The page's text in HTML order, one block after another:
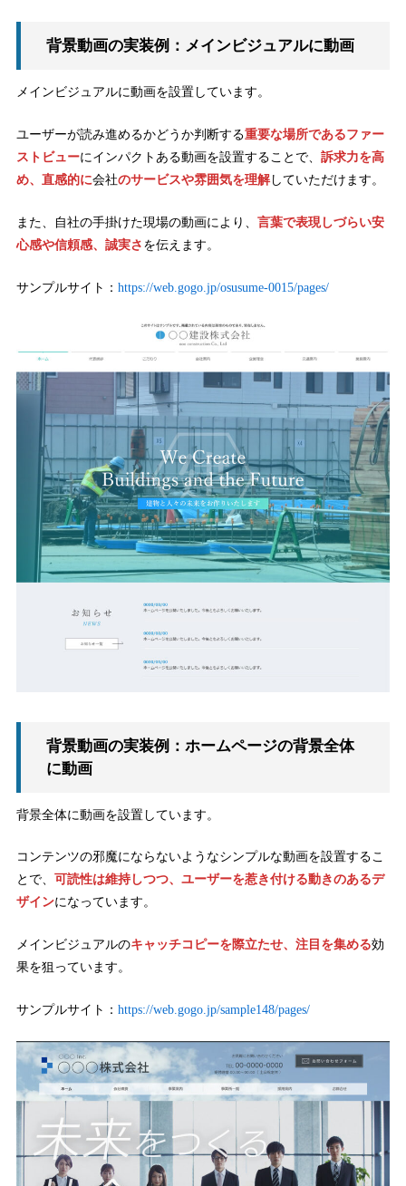
背景動画の実装例：メインビジュアルに動画
メインビジュアルに動画を設置しています。
ユーザーが読み進めるかどうか判断する重要な場所であるファー
ストビューにインパクトある動画を設置することで、 訴求力を高
め、直感的に会社のサービスや雰囲気を理解していただけます。
また、自社の手掛けた現場の動画により、 言葉で表現しづらい安
心感や信頼感、誠実さ を伝えます。
サンプルサイト： https://web.gogo.jp/osusume-0015/pages/
背景動画の実装例：ホームページの背景全体
に動画
背景全体に動画を設置しています。
コンテンツの邪魔にならないようなシンプルな動画を設置するこ
とで、 可読性は維持しつつ、ユーザーを惹き付ける動きのあるデ
ザインになっています。
メインビジュアルのキャッチコピーを際立たせ、注目を集める効
果を狙っています。
サンプルサイト： https://web.gogo.jp/sample148/pages/